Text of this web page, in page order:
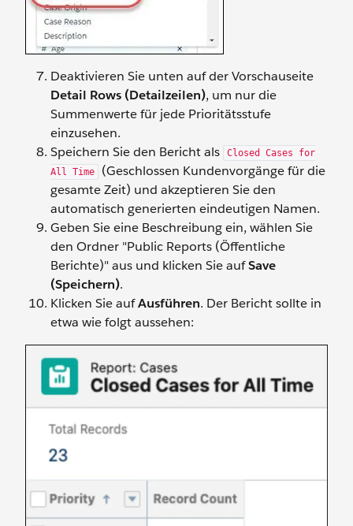
Deaktivieren Sie unten auf der Vorschauseite
Detail Rows (Detailzeilen), um nur die
Summenwerte für jede Prioritätsstufe
einzusehen.
Speichern Sie den Bericht als
Closed Cases for
All Time
(Geschlossen Kundenvorgänge für die
gesamte Zeit) und akzeptieren Sie den
automatisch generierten eindeutigen Namen.
Geben Sie eine Beschreibung ein, wählen Sie
den Ordner "Public Reports (Öffentliche
Berichte)" aus und klicken Sie aufSave
(Speichern).
Klicken Sie aufAusführen. Der Bericht sollte in
etwa wie folgt aussehen: